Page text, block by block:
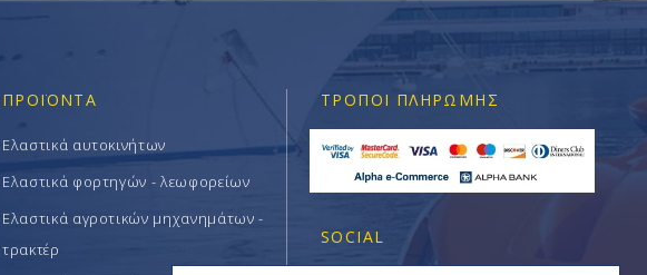
ΠΡΟΪΟΝΤΑ
Ελαστικά αυτοκινήτων
Ελαστικά φορτηγών - λεωφορείων
Ελαστικά αγροτικών μηχανημάτων -
τρακτέρ
ΤΡΌΠΟΙ ΠΛΗΡΩΜΉΣ
SOCIAL